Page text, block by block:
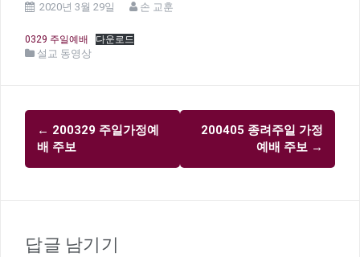
2020년 3월 29일 손 교훈
0329 주일예배 다운로드
설교 동영상
글
내
비
션
← 200329 주일가정예
배 주보
200405 종려주일 가정
예배 주보 →
답글 남기기